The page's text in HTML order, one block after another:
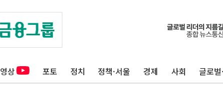
영상 포토 정치 정책·서울 경제 사회 글로벌
미
[
美
이